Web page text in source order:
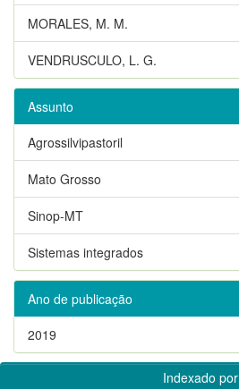
MORALES, M. M.
VENDRUSCULO, L. G.
Assunto
Agrossilvipastoril
Mato Grosso
Sinop-MT
Sistemas integrados
Ano de publicação
2019
Indexado por